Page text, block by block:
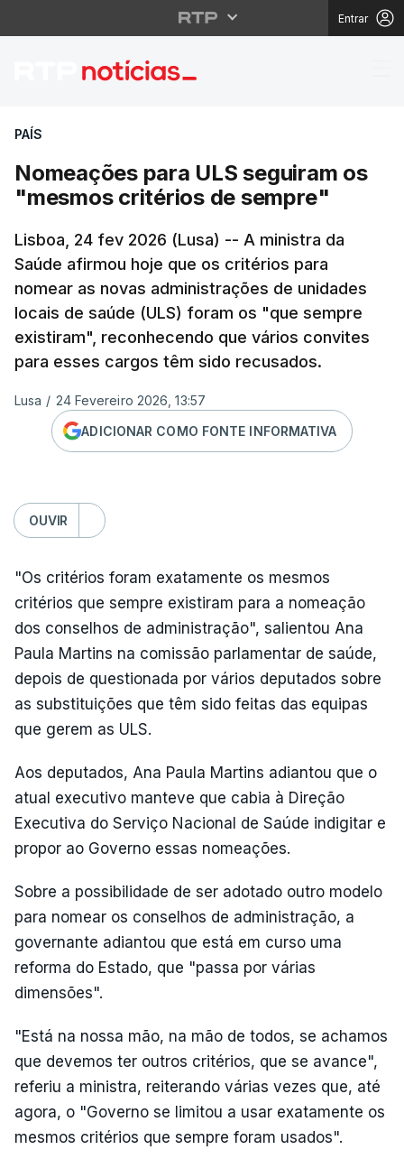
Entrar
Nomeações para
PAÍS
Nomeações para ULS seguiram os
"mesmos critérios de sempre"
Lisboa, 24 fev 2026 (Lusa) -- A ministra da
Saúde afirmou hoje que os critérios para
nomear as novas administrações de unidades
locais de saúde (ULS) foram os "que sempre
existiram", reconhecendo que vários convites
para esses cargos têm sido recusados.
Lusa / 24 Fevereiro 2026, 13:57
ADICIONAR COMO FONTE INFORMATIVA
OUVIR
"Os critérios foram exatamente os mesmos
critérios que sempre existiram para a nomeação
dos conselhos de administração", salientou Ana
Paula Martins na comissão parlamentar de saúde,
depois de questionada por vários deputados sobre
as substituições que têm sido feitas das equipas
que gerem as ULS.
Aos deputados, Ana Paula Martins adiantou que o
atual executivo manteve que cabia à Direção
Executiva do Serviço Nacional de Saúde indigitar e
propor ao Governo essas nomeações.
Sobre a possibilidade de ser adotado outro modelo
para nomear os conselhos de administração, a
governante adiantou que está em curso uma
reforma do Estado, que "passa por várias
dimensões".
"Está na nossa mão, na mão de todos, se achamos
que devemos ter outros critérios, que se avance",
referiu a ministra, reiterando várias vezes que, até
agora, o "Governo se limitou a usar exatamente os
mesmos critérios que sempre foram usados".